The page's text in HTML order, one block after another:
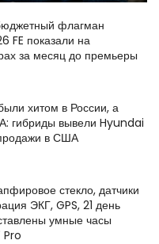
флагман
FE показали на
за месяц до премьеры
хитом в России, а
гибриды вывели Hyundai
в США
стекло, датчики
ЭКГ, GPS, 21 день
умные часы